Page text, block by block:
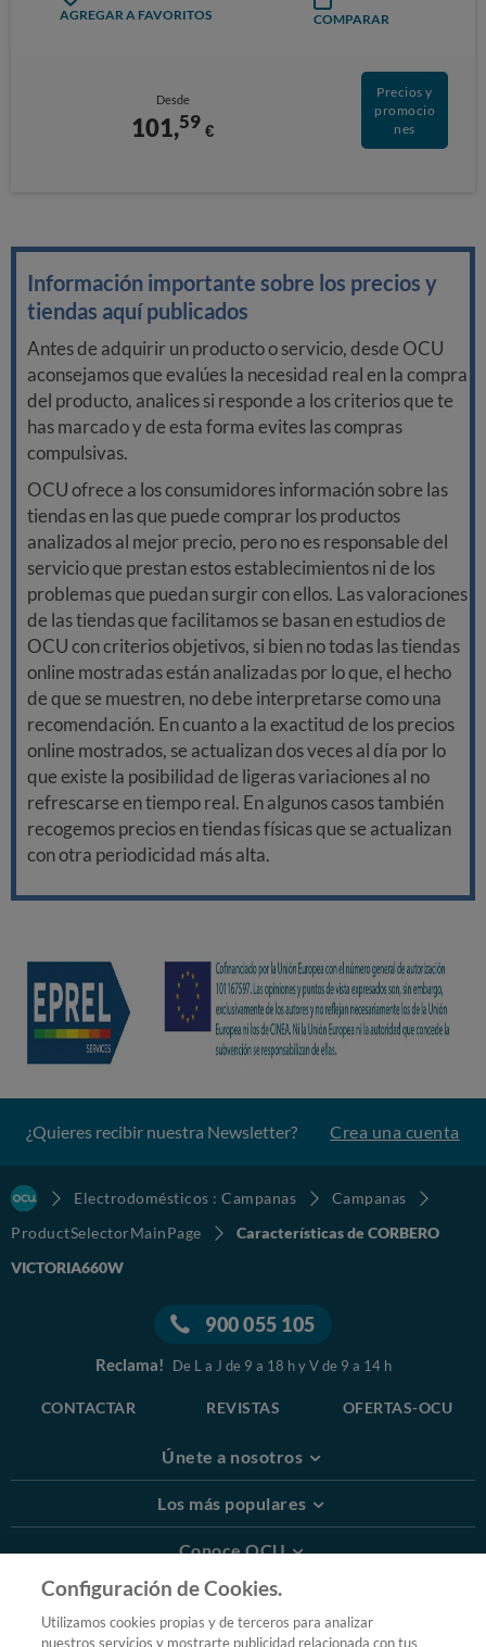
AGREGAR A FAVORITOS COMPARAR
Desde
101,59 €
Precios y
promocio
nes
Información importante sobre los precios y
tiendas aquí publicados
Antes de adquirir un producto o servicio, desde OCU
aconsejamos que evalúes la necesidad real en la compra
del producto, analices si responde a los criterios que te
has marcado y de esta forma evites las compras
compulsivas.
OCU ofrece a los consumidores información sobre las
tiendas en las que puede comprar los productos
analizados al mejor precio, pero no es responsable del
servicio que prestan estos establecimientos ni de los
problemas que puedan surgir con ellos. Las valoraciones
de las tiendas que facilitamos se basan en estudios de
OCU con criterios objetivos, si bien no todas las tiendas
online mostradas están analizadas por lo que, el hecho
de que se muestren, no debe interpretarse como una
recomendación. En cuanto a la exactitud de los precios
online mostrados, se actualizan dos veces al día por lo
que existe la posibilidad de ligeras variaciones al no
refrescarse en tiempo real. En algunos casos también
recogemos precios en tiendas físicas que se actualizan
con otra periodicidad más alta.
¿Quieres recibir nuestra Newsletter? Crea una cuenta
Electrodomésticos : Campanas
Campanas
ProductSelectorMainPage
Características de CORBERO
VICTORIA660W
900 055 105
Reclama! De L a J de 9 a 18 h y V de 9 a 14 h
CONTACTAR REVISTAS OFERTAS-OCU
Únete a nosotros
Los más populares
Conoce OCU
Más Información
Configuración de Cookies.
Utilizamos cookies propias y de terceros para analizar
nuestros servicios y mostrarte publicidad relacionada con tus